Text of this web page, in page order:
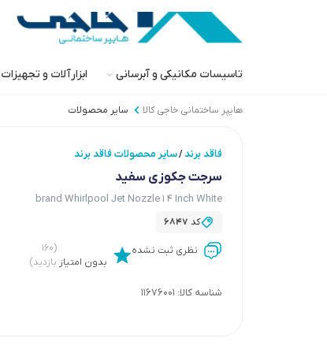
تاسیسات مکانیکی و آبرسانی ابزارآلات و
هایپر ساختمانی خاجی‌ کالا سایر محصولات
فاقد برند/سایر محصولات فاقد برند
سرجت جکوزی سفید
brand Whirlpool Jet Nozzle 1 4 Inch White
کد 6847
نظری ثبت نشده
بدون امتیاز
(۱۶۰
بازدید)
شناسه کالا: 11676001